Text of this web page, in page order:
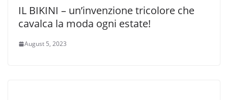
IL BIKINI – un’invenzione tricolore che
cavalca la moda ogni estate!
August 5, 2023